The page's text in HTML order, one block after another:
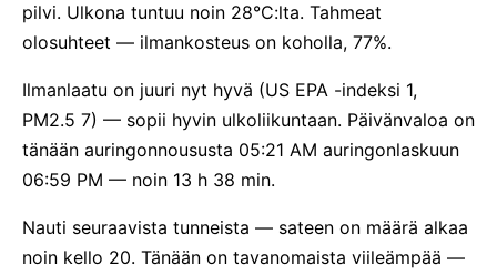
pilvi. Ulkona tuntuu noin 28°C:lta. Tahmeat
olosuhteet — ilmankosteus on koholla, 77%.
Ilmanlaatu on juuri nyt hyvä (US EPA -indeksi 1,
PM2.5 7) — sopii hyvin ulkoliikuntaan. Päivänvaloa on
tänään auringonnoususta 05:21 AM auringonlaskuun
06:59 PM — noin 13 h 38 min.
Nauti seuraavista tunneista — sateen on määrä alkaa
noin kello 20. Tänään on tavanomaista viileämpää —